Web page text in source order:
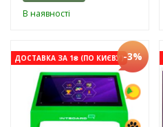
В наявності
ДОСТАВКА ЗА 1₴ (ПО КИЄВУ)-3%